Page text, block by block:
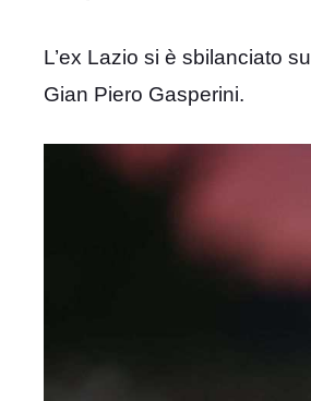
L’ex Lazio si è sbilanciato
Gian Piero Gasperini.